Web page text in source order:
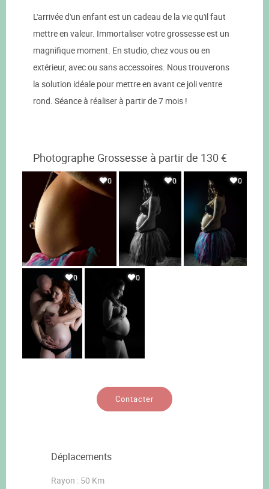
L'arrivée d'un enfant est un cadeau de la vie qu'il faut
mettre en valeur. Immortaliser votre grossesse est un
magnifique moment. En studio, chez vous ou en
extérieur, avec ou sans accessoires. Nous trouverons
la solution idéale pour mettre en avant ce joli ventre
rond. Séance à réaliser à partir de 7 mois !
Photographe Grossesse à partir de 130 €
0 0 0
0 0
Contacter
Déplacements
Rayon : 50 Km